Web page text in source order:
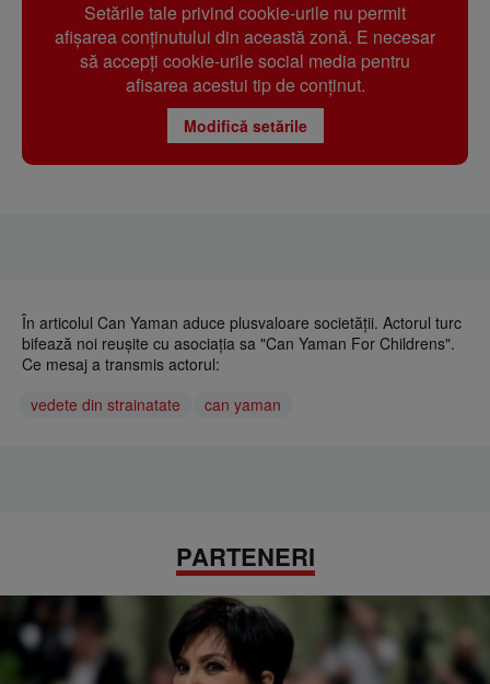
Setările tale privind cookie-urile nu permit
afișarea conținutului din această zonă. E necesar
să accepți cookie-urile social media pentru
afisarea acestui tip de conținut.
Modifică setările
În articolul Can Yaman aduce plusvaloare societății. Actorul turc
bifează noi reușite cu asociația sa "Can Yaman For Childrens".
Ce mesaj a transmis actorul:
vedete din strainatate
can yaman
PARTENERI